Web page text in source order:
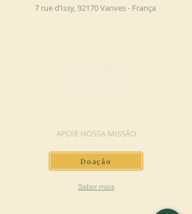
7 rue d’Issy, 92170 Vanves - França
APOIE NOSSA MISSÃO
Doação
Saber mais